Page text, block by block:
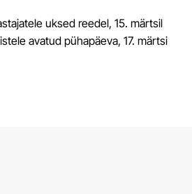
uksed reedel, 15. märtsil
avatud pühapäeva, 17. märtsi